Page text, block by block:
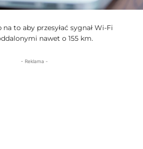
na to aby przesyłać sygnał Wi-Fi
nawet o 155 km.
- Reklama -